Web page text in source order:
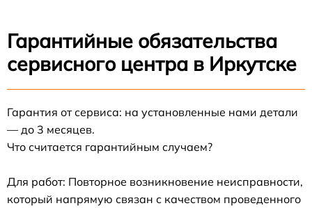
Гарантийные обязательства
сервисного центра в Иркутске
Гарантия от сервиса: на установленные нами детали
— до 3 месяцев.
Что считается гарантийным случаем?
Для работ: Повторное возникновение неисправности,
который напрямую связан с качеством проведенного